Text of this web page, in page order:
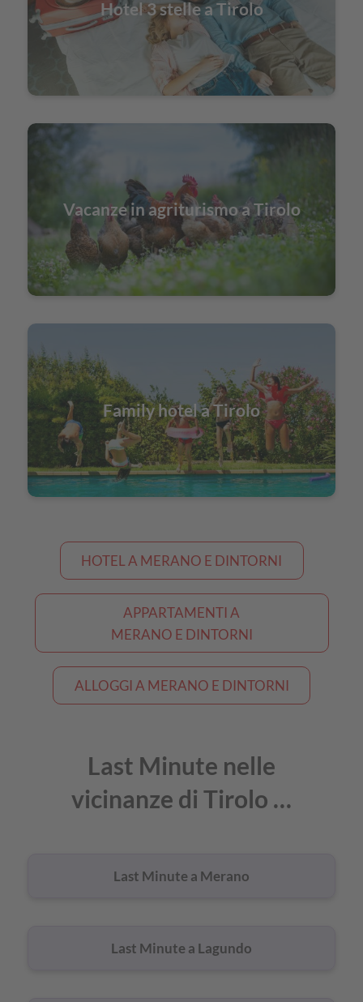
Hotel 3 stelle a Tirolo
Vacanze in agriturismo a Tirolo
Family hotel a Tirolo
HOTEL A MERANO E DINTORNI
APPARTAMENTI A
MERANO E DINTORNI
ALLOGGI A MERANO E DINTORNI
Last Minute nelle
vicinanze di Tirolo …
Last Minute a Merano
Last Minute a Lagundo